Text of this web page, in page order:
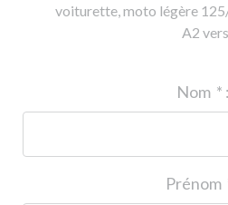
voiturette, moto légère
A2
* :